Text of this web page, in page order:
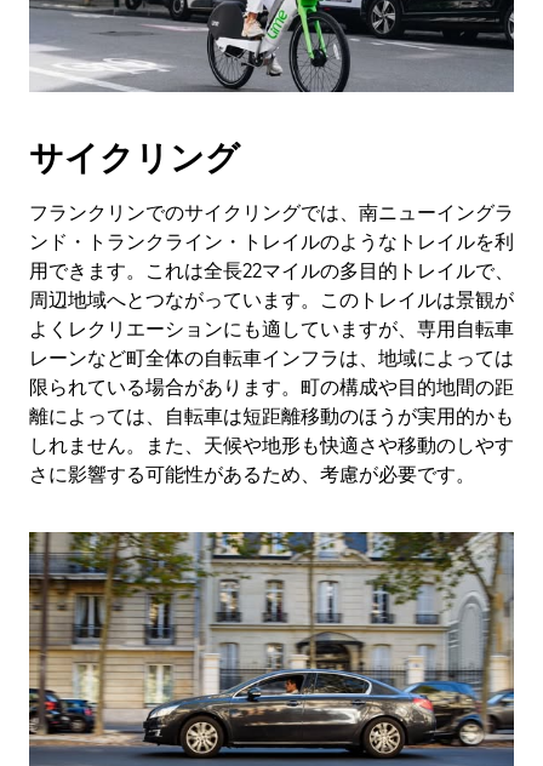
サイクリング
フランクリンでのサイクリングでは、南ニューイングラ
ンド・トランクライン・トレイルのようなトレイルを利
用できます。これは全長22マイルの多目的トレイルで、
周辺地域へとつながっています。このトレイルは景観が
よくレクリエーションにも適していますが、専用自転車
レーンなど町全体の自転車インフラは、地域によっては
限られている場合があります。町の構成や目的地間の距
離によっては、自転車は短距離移動のほうが実用的かも
しれません。また、天候や地形も快適さや移動のしやす
さに影響する可能性があるため、考慮が必要です。